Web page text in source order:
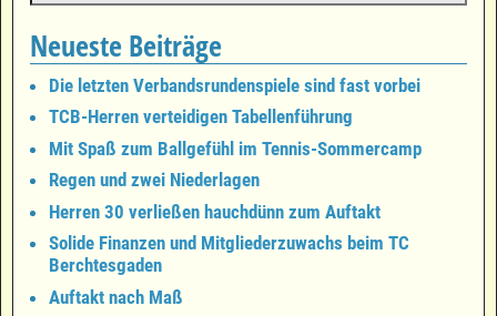
Neueste Beiträge
Die letzten Verbandsrundenspiele sind fast vorbei
TCB-Herren verteidigen Tabellenführung
Mit Spaß zum Ballgefühl im Tennis-Sommercamp
Regen und zwei Niederlagen
Herren 30 verließen hauchdünn zum Auftakt
Solide Finanzen und Mitgliederzuwachs beim TC
Berchtesgaden
Auftakt nach Maß